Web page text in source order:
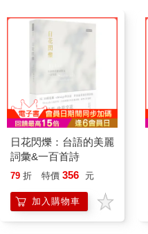
下的視野。
他接著就封自己那幾個未成
勢搞砸的劉義真封為廬陵王，
康為彭城王，改元永初。當年
日花閃爍：台語的美麗
詞彙&一百首詩
79 折 特價 356 元
加入購物車